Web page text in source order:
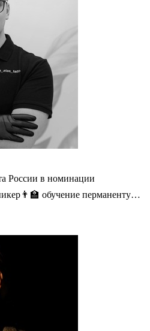
России в номинации
обучение перманенту…